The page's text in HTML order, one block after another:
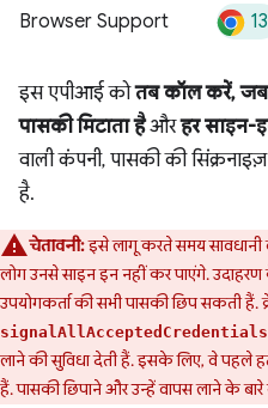
Browser Support
इस एपीआई कोतब कॉल करें, जब
पासकी मिटाता हैऔरहर साइन-
वाली कंपनी, पासकी की
है.
चेतावनी:इसे लागू करते समय सावधानी
लोग उनसे साइन इन नहीं कर पाएंगे.
उपयोगकर्ता की सभी पासकी छिप सकती
signalAllAcceptedCredentials
लाने की सुविधा देती हैं. इसके लिए, वे पहले
हैं. पासकी छिपाने और उन्हें वापस लाने के